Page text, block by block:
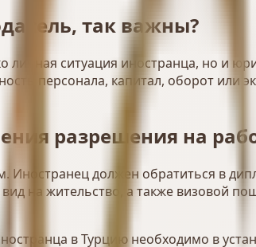
так важны?
ситуация иностранца, но и
персонала, капитал, оборот или
разрешения на
Иностранец должен обратиться в
на жительство, а также визовой
в Турцию необходимо в